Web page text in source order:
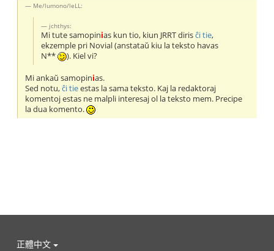
Me/lumono/leLL:
jchthys:
Mi tute samopinias kun tio, kiun JRRT dirisĉi tie,
ekzemple pri Novial (anstataŭ kiu la teksto havas
N** ). Kiel vi?
Mi ankaŭ samopinias.
Sed notu,ĉi tieestas la sama tekstо. Kaj la redaktoraj
komentoj estas ne malpli interesaj ol la teksto mem. Precipe
la dua komento.
正體中文